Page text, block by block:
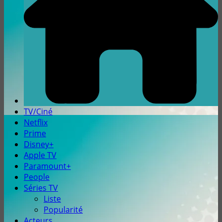
TV/Ciné
Netflix
Prime
Disney+
Apple TV
Paramount+
People
Séries TV
Liste
Popularité